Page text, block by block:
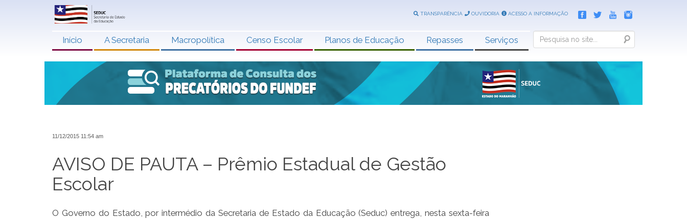
TRANSPARÊNCIA OUVIDORIA ACESSO A INFORMAÇÃO
Início A Secretaria Macropolítica Censo Escolar Planos de Educação Repasses Serviços Search
11/12/2015 11:54 am
AVISO DE PAUTA – Prêmio Estadual de Gestão
Escolar
O Governo do Estado, por intermédio da Secretaria de Estado da Educação (Seduc) entrega, nesta sexta-feira